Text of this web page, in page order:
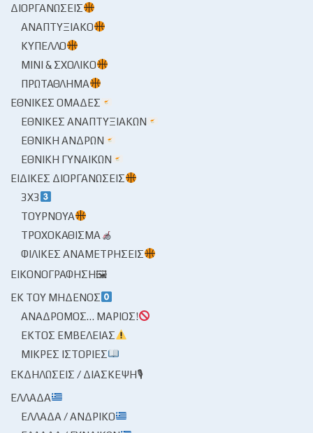
ΔΙΟΡΓΑΝΏΣΕΙΣ
ΑΝΑΠΤΥΞΙΑΚΌ
ΚΎΠΕΛΛΟ
ΜΊΝΙ & ΣΧΟΛΙΚΌ
ΠΡΩΤΆΘΛΗΜΑ
ΕΘΝΙΚΈΣ ΟΜΆΔΕΣ
ΕΘΝΙΚΈΣ ΑΝΑΠΤΥΞΙΑΚΏΝ
ΕΘΝΙΚΉ ΑΝΔΡΏΝ
ΕΘΝΙΚΉ ΓΥΝΑΙΚΏΝ
ΕΙΔΙΚΈΣ ΔΙΟΡΓΑΝΏΣΕΙΣ
3X3
ΤΟΥΡΝΟΥΆ
ΤΡΟΧΟΚΆΘΙΣΜΑ
ΦΙΛΙΚΈΣ ΑΝΑΜΕΤΡΉΣΕΙΣ
ΕΙΚΟΝΟΓΡΆΦΗΣΗ🖼
ΕΚ ΤΟΥ ΜΗΔΕΝΌΣ
ΑΝΆΔΡΟΜΟΣ… ΜΆΡΙΟΣ!
ΕΚΤΌΣ ΕΜΒΈΛΕΙΑΣ
ΜΙΚΡΈΣ ΙΣΤΟΡΊΕΣ
ΕΚΔΗΛΏΣΕΙΣ / ΔΙΆΣΚΕΨΗ🎙
ΕΛΛΆΔΑ
ΕΛΛΆΔΑ / ΑΝΔΡΙΚΌ